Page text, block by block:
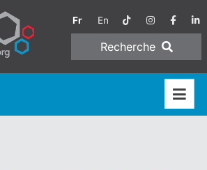
Fr En
Recherche